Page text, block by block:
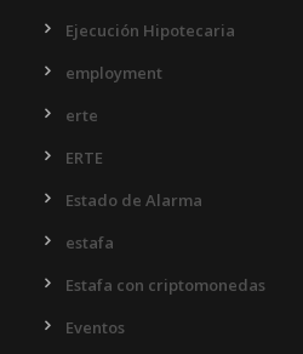
Ejecución Hipotecaria
employment
erte
ERTE
Estado de Alarma
estafa
Estafa con criptomonedas
Eventos